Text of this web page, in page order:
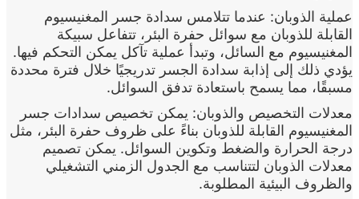
عملية الذوبان: عندما تتلامس سدادة جسر المغنيسيوم
القابلة للذوبان مع سوائل حفرة البئر، تتفاعل سبيكة
المغنيسيوم مع السائل، وتبدأ عملية تآكل يمكن التحكم فيها.
يؤدي ذلك إلى إذابة سدادة الجسر تدريجيًا خلال فترة محددة
مسبقًا، مما يسمح باستعادة تدفق السوائل.
معدلات التخصيص والذوبان: يمكن تخصيص سدادات جسر
المغنيسيوم القابلة للذوبان بناءً على ظروف حفرة البئر، مثل
درجة الحرارة والضغط وتكوين السوائل. يمكن تصميم
معدلات الذوبان لتتناسب مع الجدول الزمني التشغيلي
والظروف البيئية المطلوبة.